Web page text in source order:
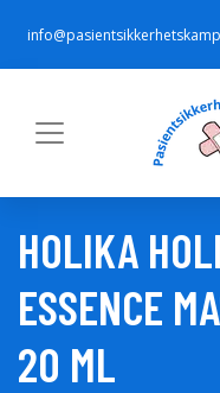
HOLIKA
ESSENCE
20 ML